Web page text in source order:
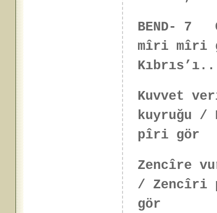
BEND- 7
mîri mîri
Kuvvet
kuyruğu /
pîri gör
Zencîre
/ Zencîri
gör